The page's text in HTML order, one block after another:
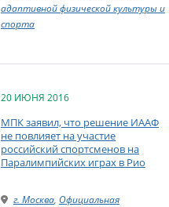
адаптивной физической культуры и
спорта
20 ИЮНЯ 2016
МПК заявил, что решение ИААФ
не повлияет на участие
российский спортсменов на
Паралимпийских играх в Рио
г. Москва, Официальная